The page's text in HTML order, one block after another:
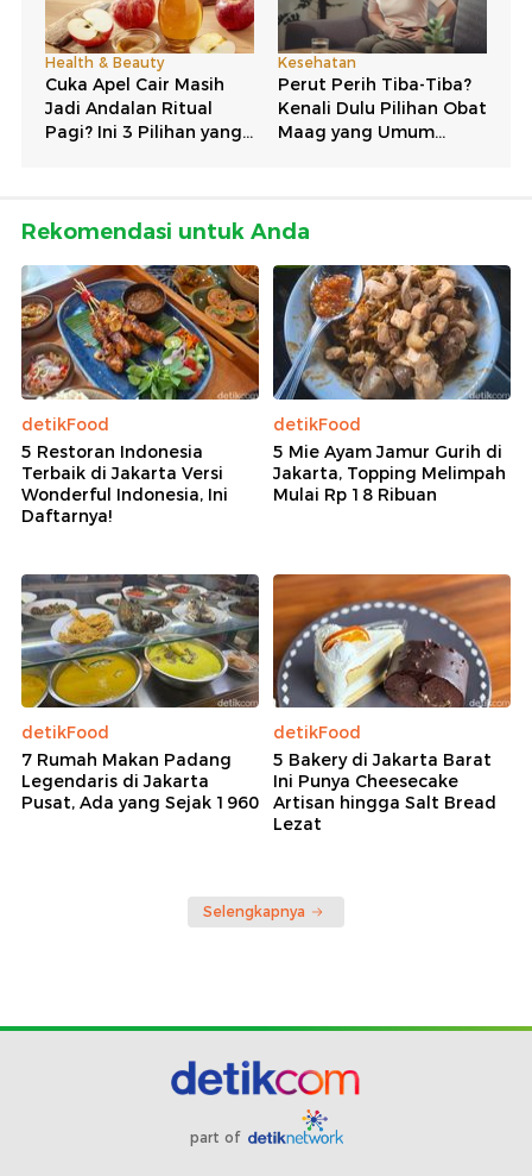
Rekomendasi untuk Anda
detikFood
5 Restoran Indonesia
Terbaik di Jakarta Versi
Wonderful Indonesia, Ini
Daftarnya!
detikFood
5 Mie Ayam Jamur Gurih di
Jakarta, Topping Melimpah
Mulai Rp 18 Ribuan
detikFood
7 Rumah Makan Padang
Legendaris di Jakarta
Pusat, Ada yang Sejak 1960
detikFood
5 Bakery di Jakarta Barat
Ini Punya Cheesecake
Artisan hingga Salt Bread
Lezat
Selengkapnya
part of